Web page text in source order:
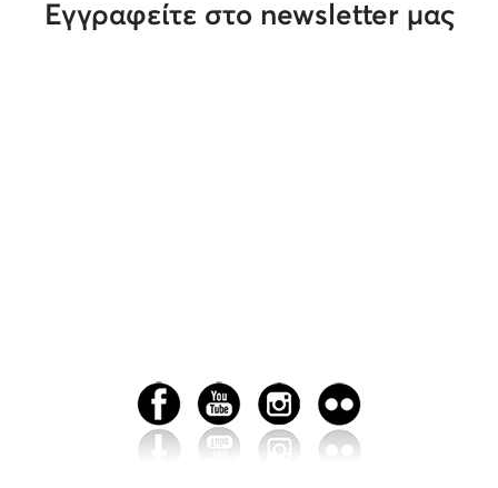
Εγγραφείτε στο newsletter μας